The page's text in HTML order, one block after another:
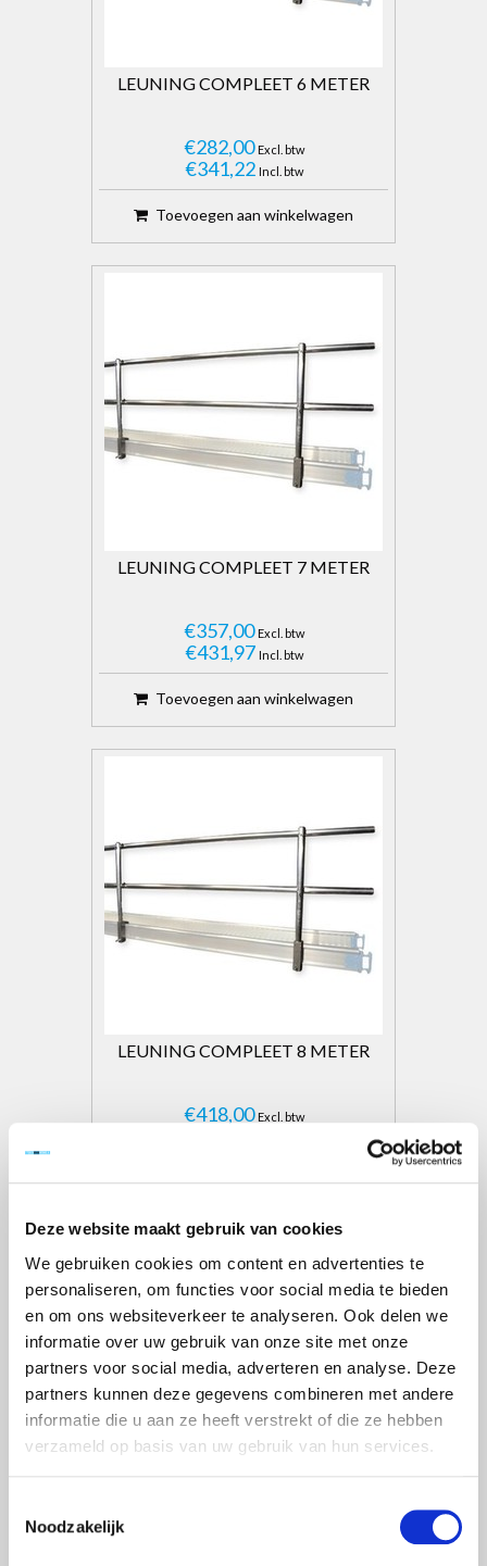
Deze website maakt gebruik van cookies
We gebruiken cookies om content en advertenties te
personaliseren, om functies voor social media te bieden
en om ons websiteverkeer te analyseren. Ook delen we
informatie over uw gebruik van onze site met onze
partners voor social media, adverteren en analyse. Deze
partners kunnen deze gegevens combineren met andere
informatie die u aan ze heeft verstrekt of die ze hebben
verzameld op basis van uw gebruik van hun services.
Noodzakelijk
LEUNING COMPLEET 6 METER
€282,00 Excl. btw
€341,22 Incl. btw
Toevoegen aan winkelwagen
LEUNING COMPLEET 7 METER
€357,00 Excl. btw
€431,97 Incl. btw
Toevoegen aan winkelwagen
LEUNING COMPLEET 8 METER
€418,00 Excl. btw
Toevoegen aan winkelwagen